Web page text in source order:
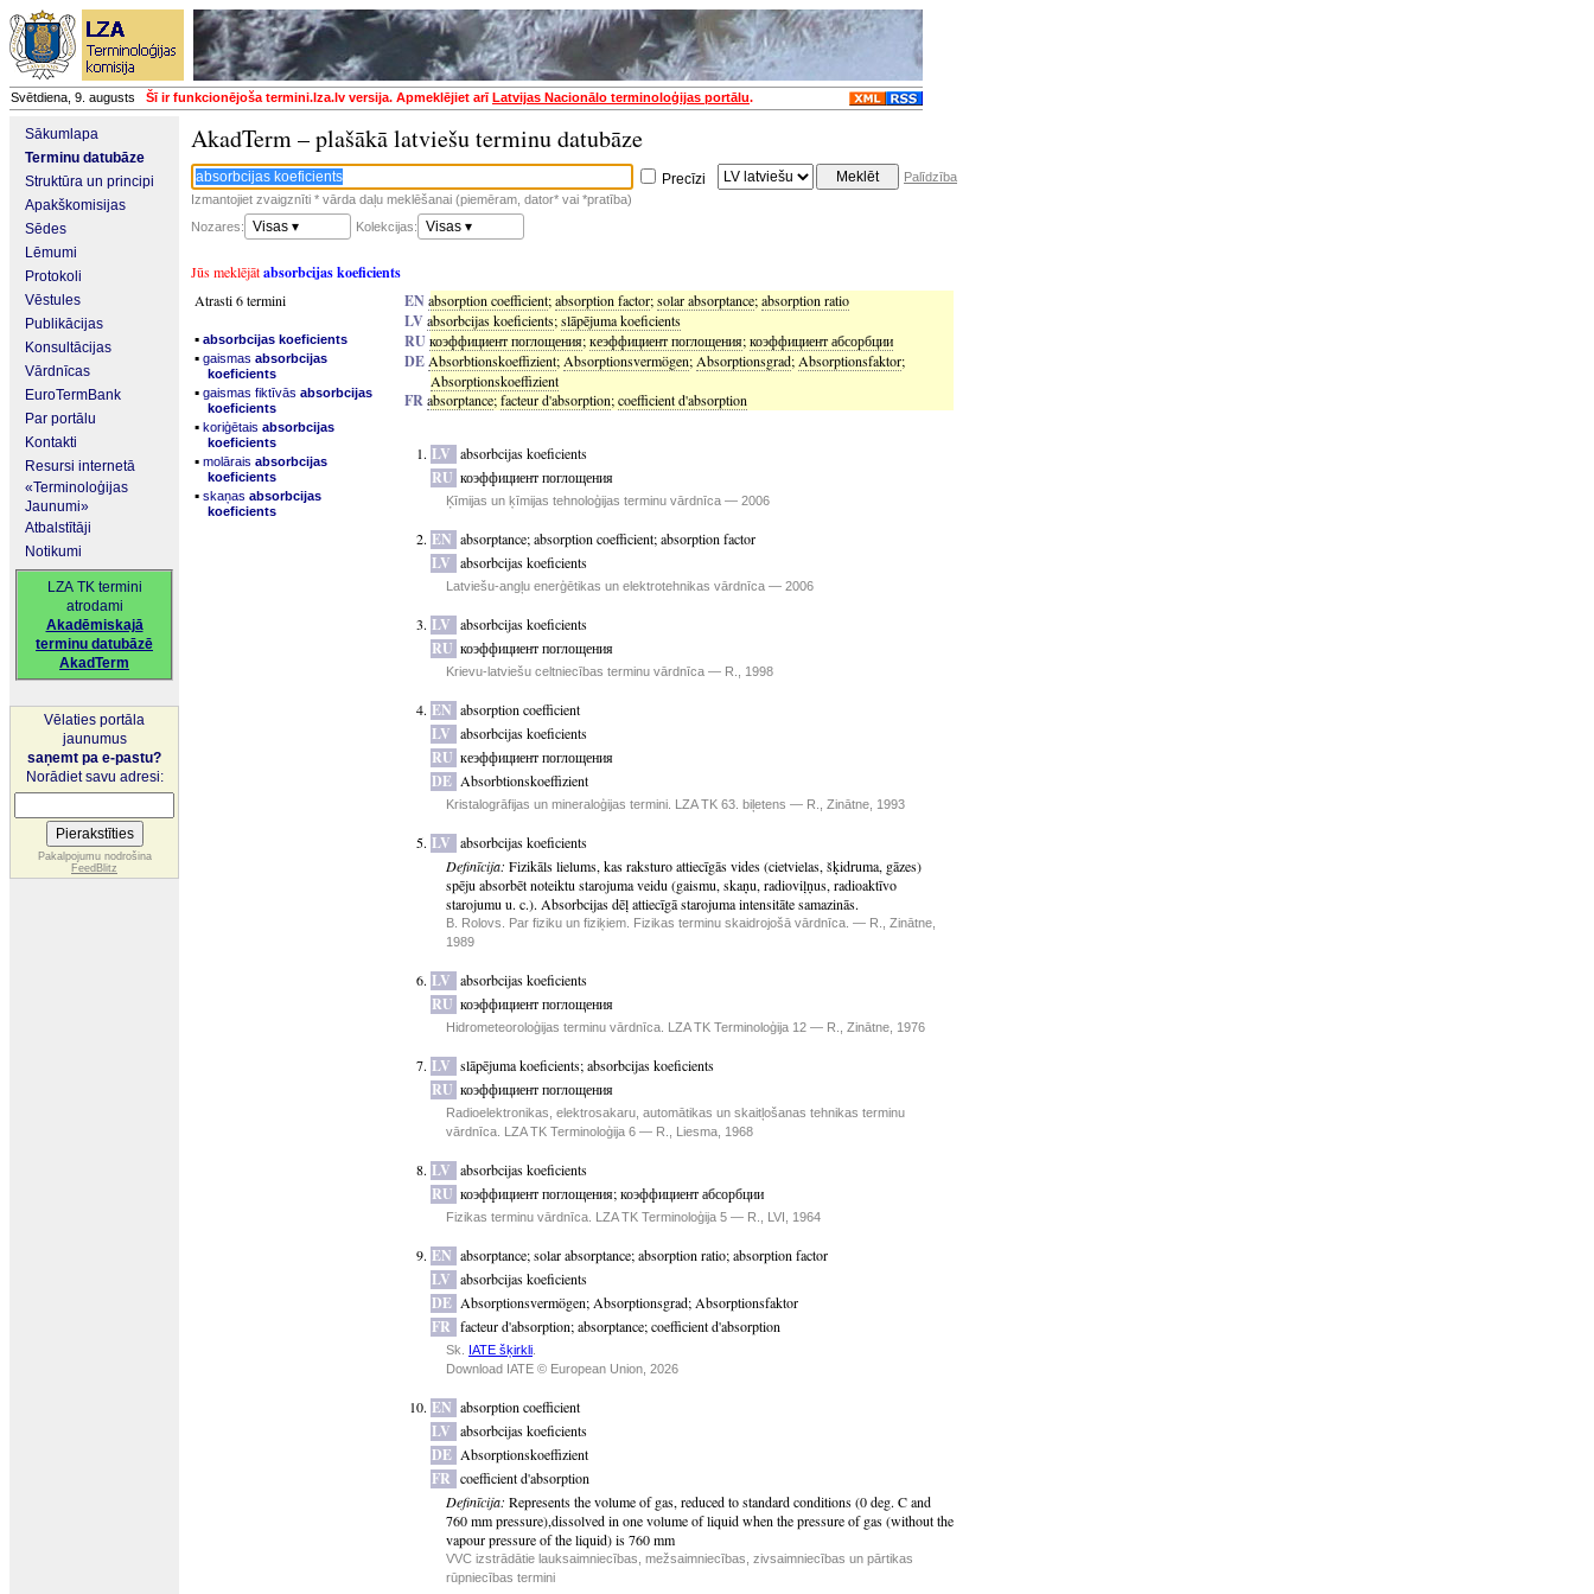
Svētdiena, 9. augusts Šī ir funkcionējoša termini.lza.lv versija. Apmeklējiet arīLatvijas Nacionālo terminoloģijas portālu.
Sākumlapa
Terminu datubāze
Struktūra un principi
Apakškomisijas
Sēdes
Lēmumi
Protokoli
Vēstules
Publikācijas
Konsultācijas
Vārdnīcas
EuroTermBank
Par portālu
Kontakti
Resursi internetā
«Terminoloģijas
Jaunumi»
Atbalstītāji
Notikumi
LZA TK termini
atrodami
Akadēmiskajā
terminu datubāzē
AkadTerm
Vēlaties portāla
jaunumus
saņemt pa e-pastu?
Norādiet savu adresi:
Pakalpojumu nodrošina
FeedBlitz
AkadTerm – plašākā latviešu terminu datubāze
Precīzi
Palīdzība
Izmantojiet zvaigznīti * vārda daļu meklēšanai (piemēram, dator* vai *pratība)
Nozares:
Visas ▾ Kolekcijas: Visas ▾
Jūs meklējātabsorbcijas koeficients
Atrasti 6 termini
▪ absorbcijas koeficients
▪ gaismas absorbcijas
koeficients
▪ gaismas fiktīvās absorbcijas
koeficients
▪ koriģētais absorbcijas
koeficients
▪ molārais absorbcijas
koeficients
▪ skaņas absorbcijas
koeficients
ENabsorption coefficient;absorption factor;solar absorptance;absorption ratio
LVabsorbcijas koeficients;slāpējuma koeficients
RUкоэффициент поглощения;кеэффициент поглощения;коэффициент абсорбции
DE Absorbtionskoeffizient; Absorptionsvermögen; Absorptionsgrad; Absorptionsfaktor;
Absorptionskoeffizient
FRabsorptance;facteur d'absorption;coefficient d'absorption
LV absorbcijas koeficients
RU коэффициент поглощения
Ķīmijas un ķīmijas tehnoloģijas terminu vārdnīca — 2006
EN absorptance;absorption coefficient;absorption factor
LV absorbcijas koeficients
Latviešu-angļu enerģētikas un elektrotehnikas vārdnīca — 2006
LV absorbcijas koeficients
RU коэффициент поглощения
Krievu-latviešu celtniecības terminu vārdnīca — R., 1998
EN absorption coefficient
LV absorbcijas koeficients
RU кеэффициент поглощения
DE Absorbtionskoeffizient
Kristalogrāfijas un mineraloģijas termini. LZA TK 63. biļetens — R., Zinātne, 1993
LV absorbcijas koeficients
Definīcija: Fizikāls lielums, kas raksturo attiecīgās vides (cietvielas, šķidruma, gāzes)
spēju absorbēt noteiktu starojuma veidu (gaismu, skaņu, radioviļņus, radioaktīvo
starojumu u. c.). Absorbcijas dēļ attiecīgā starojuma intensitāte samazinās.
B. Rolovs. Par fiziku un fiziķiem. Fizikas terminu skaidrojošā vārdnīca. — R., Zinātne,
1989
LV absorbcijas koeficients
RU коэффициент поглощения
Hidrometeoroloģijas terminu vārdnīca. LZA TK Terminoloģija 12 — R., Zinātne, 1976
LV slāpējuma koeficients;absorbcijas koeficients
RU коэффициент поглощения
Radioelektronikas, elektrosakaru, automātikas un skaitļošanas tehnikas terminu
vārdnīca. LZA TK Terminoloģija 6 — R., Liesma, 1968
LV absorbcijas koeficients
RU коэффициент поглощения;коэффициент абсорбции
Fizikas terminu vārdnīca. LZA TK Terminoloģija 5 — R., LVI, 1964
EN absorptance;solar absorptance;absorption ratio;absorption factor
LV absorbcijas koeficients
DE Absorptionsvermögen; Absorptionsgrad; Absorptionsfaktor
FR facteur d'absorption;absorptance;coefficient d'absorption
Sk. IATE šķirkli
Download IATE © European Union, 2026
EN absorption coefficient
LV absorbcijas koeficients
DE Absorptionskoeffizient
FR coefficient d'absorption
Definīcija: Represents the volume of gas, reduced to standard conditions (0 deg. C and
760 mm pressure),dissolved in one volume of liquid when the pressure of gas (without the
vapour pressure of the liquid) is 760 mm
VVC izstrādātie lauksaimniecības, mežsaimniecības, zivsaimniecības un pārtikas
rūpniecības termini